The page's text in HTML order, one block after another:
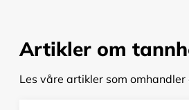
Artikler om
Les våre artikler som